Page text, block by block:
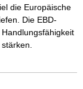
die Europäische
Die EBD-